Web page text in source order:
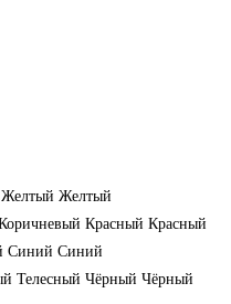
Желтый Желтый
Красный Красный
Синий Синий
Телесный Чёрный Чёрный